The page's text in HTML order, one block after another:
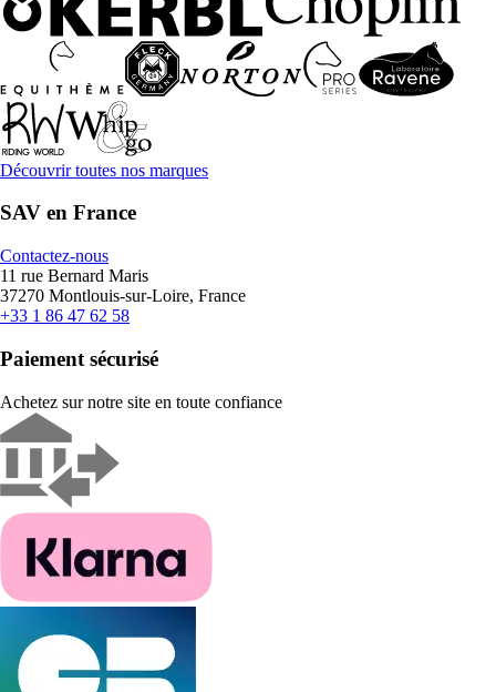
Découvrir toutes nos marques
SAV en France
Contactez-nous
11 rue Bernard Maris
37270 Montlouis-sur-Loire, France
+33 1 86 47 62 58
Paiement sécurisé
Achetez sur notre site en toute confiance